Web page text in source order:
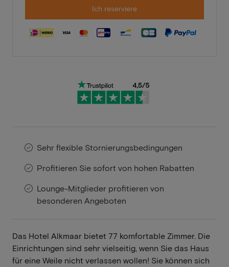
Ich reserviere
Sehr flexible Stornierungsbedingungen
Profitieren Sie sofort von hohen Rabatten
Lounge-Mitglieder profitieren von
besonderen Angeboten
Das Hotel Alkmaar bietet 77 komfortable Zimmer. Die
Einrichtungen sind sehr vielseitig, wenn Sie das Haus
für eine Weile nicht verlassen wollen! Sie können sich